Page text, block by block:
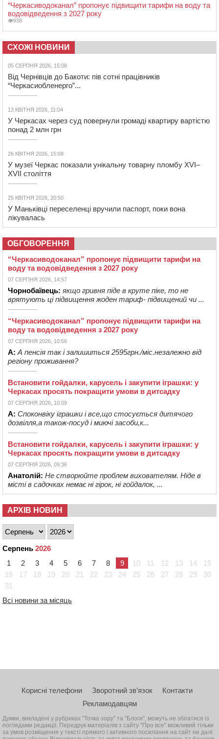
“Черкасиводоканал” пропонує підвищити тарифи на воду та
водовідведення з 2027 року
938
СХОЖІ НОВИНИ
05 СЕРПНЯ 2026, 15:08
Від Чернівців до Бакоти: пів сотні працівників
“Черкасиобленерго”...
13 КВІТНЯ 2026, 11:04
У Черкасах через суд повернули громаді квартиру вартістю
понад 2 млн грн
26 КВІТНЯ 2026, 15:08
У музеї Черкас показали унікальну товарну пломбу XVI–
XVII століття
25 КВІТНЯ 2026, 20:50
У Маньківці переселенці вручили паспорт, поки вона
лікувалась
ОБГОВОРЕННЯ
“Черкасиводоканал” пропонує підвищити тарифи на
воду та водовідведення з 2027 року
07 СЕРПНЯ 2026, 14:57
Чорнобаївець: якщо гривня піде в круте піке, то не
врятують ці підвищення жоден тариф- підвищений чи ...
“Черкасиводоканал” пропонує підвищити тарифи на
воду та водовідведення з 2027 року
07 СЕРПНЯ 2026, 10:56
А: А пенсія так і залишиться 2595грн./міс.незалежно від
регіону проживання?
Встановити гойдалки, карусель і закупити іграшки: у
Черкасах просять покращити умови в дитсадку
07 СЕРПНЯ 2026, 10:09
А: Споконвіку іграшки і все,що стосується дитячого
дозвілля,а також-посуд і миючі засоби,к...
Встановити гойдалки, карусель і закупити іграшки: у
Черкасах просять покращити умови в дитсадку
07 СЕРПНЯ 2026, 09:36
Анатолій: Не створюйте проблем вихователям. Ніде в
місті в садочках немає ні гірок, ні гойдалок, ...
АРХІВ НОВИН
Серпень 2026
1
2 3 4 5 6 7 8 9 10 11 12 13 14
15
16
17 18 19 20 21 22 23 24 25 26 27 28 29
30
31
Всі новини за місяць
Корисні телефони Зворотний зв’язок
Контакти
Рекламодавцям
Думки, викладені у рубриках "Точка зору" та "Блоги", можуть не збігатися із
поглядами редакції. Передрук матеріалів з сайту "Про все" можливий тільки
за умов розміщення у тексті прямого і активного посилання на сайт не далі